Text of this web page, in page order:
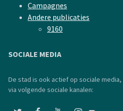
Campagnes
Andere publicaties
9160
SOCIALE MEDIA
De stad is ook actief op sociale
via volgende sociale kanalen: